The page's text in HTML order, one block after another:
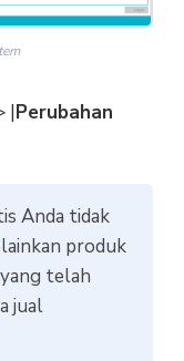
|Perubahan
Anda tidak
produk
telah
jual